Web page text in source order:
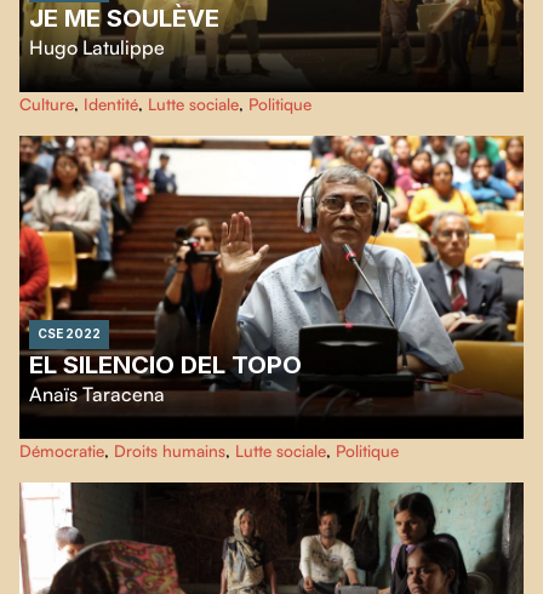
JE ME SOULÈVE
Hugo Latulippe
Vingt jeunes acteurs·trices sont réuni·e·s en laboratoire par les metteures en
scène Véronique et Gabrielle Côté afin de créer une œuvre collective. Sur
une année complète, ils fouillent la poésie contemporaine québécoise avec
l’objectif d’en tirer « l’esprit du temps ».
Culture, Identité, Lutte sociale, Politique
CSE 2022
EL SILENCIO DEL TOPO
Anaïs Taracena
Tout au long des années 1970, le journaliste Elías Barahona s’infiltre au
cœur du gouvernement militaire le plus répressif du Guatemala. En
cherchant à découvrir l'histoire de cet individu secret et unique,El Silencio
del Topo
ouvre des fissures dans les murs du silence.
Démocratie, Droits humains, Lutte sociale, Politique